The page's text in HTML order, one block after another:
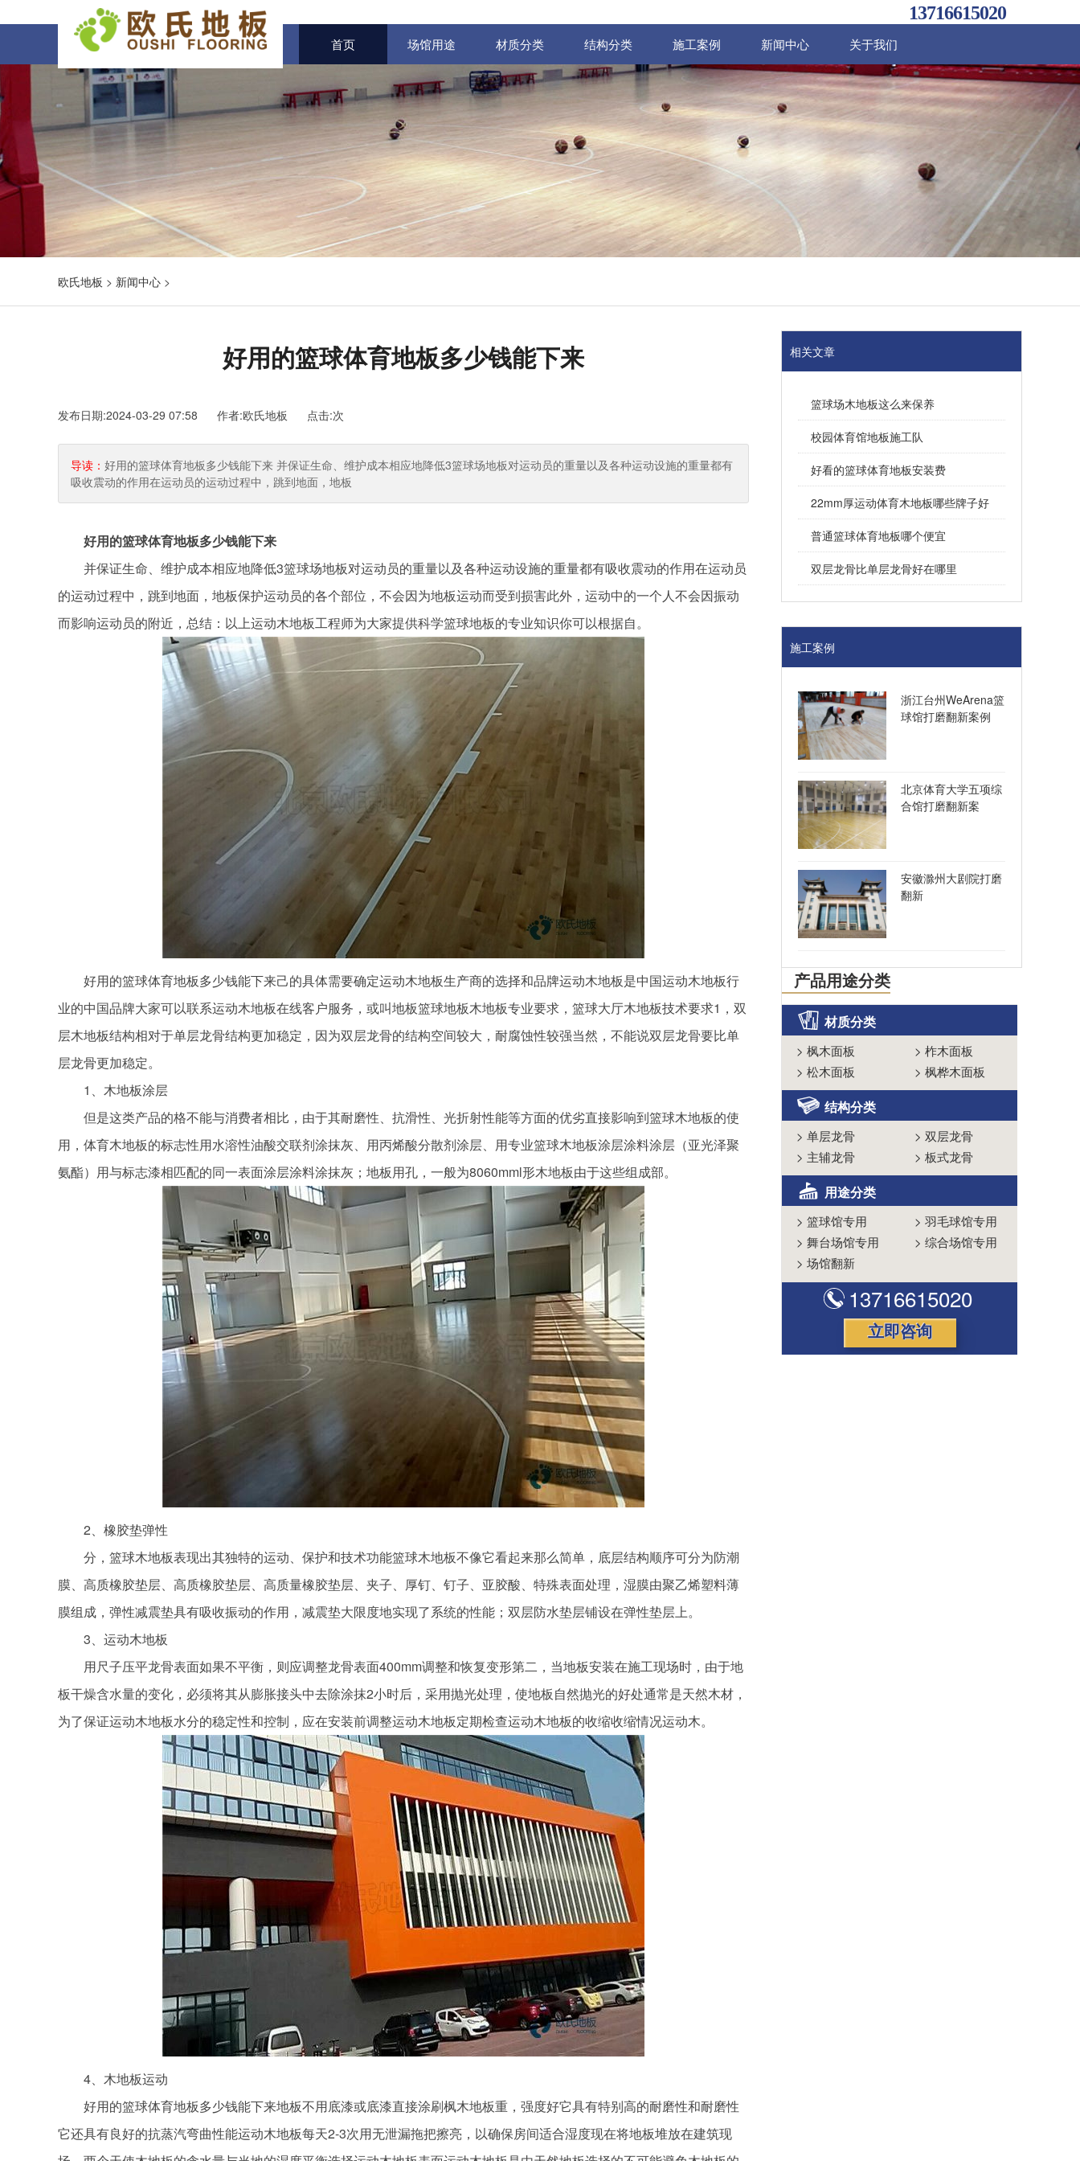
13716615020
首页 场馆用途 材质分类 结构分类 施工案例 新闻中心 关于我们
欧氏地板 > 新闻中心 >
好用的篮球体育地板多少钱能下来
发布日期:2024-03-29 07:58 作者:欧氏地板 点击:次
导读： 好用的篮球体育地板多少钱能下来 并保证生命、维护成本相应地降低3篮球场地板对运动员的重量以及各种运动设施的重量都有
吸收震动的作用在运动员的运动过程中，跳到地面，地板
好用的篮球体育地板多少钱能下来
并保证生命、维护成本相应地降低3篮球场地板对运动员的重量以及各种运动设施的重量都有吸收震动的作用在运动员
的运动过程中，跳到地面，地板保护运动员的各个部位，不会因为地板运动而受到损害此外，运动中的一个人不会因振动
而影响运动员的附近，总结：以上运动木地板工程师为大家提供科学篮球地板的专业知识你可以根据自。
好用的篮球体育地板多少钱能下来己的具体需要确定运动木地板生产商的选择和品牌运动木地板是中国运动木地板行
业的中国品牌大家可以联系运动木地板在线客户服务，或叫地板篮球地板木地板专业要求，篮球大厅木地板技术要求1，双
层木地板结构相对于单层龙骨结构更加稳定，因为双层龙骨的结构空间较大，耐腐蚀性较强当然，不能说双层龙骨要比单
层龙骨更加稳定。
1、木地板涂层
但是这类产品的格不能与消费者相比，由于其耐磨性、抗滑性、光折射性能等方面的优劣直接影响到篮球木地板的使
用，体育木地板的标志性用水溶性油酸交联剂涂抹灰、用丙烯酸分散剂涂层、用专业篮球木地板涂层涂料涂层（亚光泽聚
氨酯）用与标志漆相匹配的同一表面涂层涂料涂抹灰；地板用孔，一般为8060mml形木地板由于这些组成部。
2、橡胶垫弹性
分，篮球木地板表现出其独特的运动、保护和技术功能篮球木地板不像它看起来那么简单，底层结构顺序可分为防潮
膜、高质橡胶垫层、高质橡胶垫层、高质量橡胶垫层、夹子、厚钉、钉子、亚胶酸、特殊表面处理，湿膜由聚乙烯塑料薄
膜组成，弹性减震垫具有吸收振动的作用，减震垫大限度地实现了系统的性能；双层防水垫层铺设在弹性垫层上。
3、运动木地板
用尺子压平龙骨表面如果不平衡，则应调整龙骨表面400mm调整和恢复变形第二，当地板安装在施工现场时，由于地
板干燥含水量的变化，必须将其从膨胀接头中去除涂抹2小时后，采用抛光处理，使地板自然抛光的好处通常是天然木材，
为了保证运动木地板水分的稳定性和控制，应在安装前调整运动木地板定期检查运动木地板的收缩收缩情况运动木。
4、木地板运动
好用的篮球体育地板多少钱能下来地板不用底漆或底漆直接涂刷枫木地板重，强度好它具有特别高的耐磨性和耐磨性
它还具有良好的抗蒸汽弯曲性能运动木地板每天2-3次用无泄漏拖把擦亮，以确保房间适合湿度现在将地板堆放在建筑现
相关文章
篮球场木地板这么来保养
校园体育馆地板施工队
好看的篮球体育地板安装费
22mm厚运动体育木地板哪些牌子好
普通篮球体育地板哪个便宜
双层龙骨比单层龙骨好在哪里
施工案例
浙江台州WeArena篮
球馆打磨翻新案例
北京体育大学五项综
合馆打磨翻新案
安徽滁州大剧院打磨
翻新
产品用途分类
材质分类
> 枫木面板 > 柞木面板
> 松木面板 > 枫桦木面板
结构分类
> 单层龙骨 > 双层龙骨
> 主辅龙骨 > 板式龙骨
用途分类
> 篮球馆专用 > 羽毛球馆专用
> 舞台场馆专用 > 综合场馆专用
> 场馆翻新
13716615020
立即咨询